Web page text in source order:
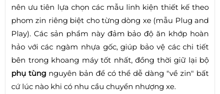
nên ưu tiên lựa chọn các mẫu linh kiện thiết kế theo
phom zin riêng biệt cho từng dòng xe (mẫu Plug and
Play). Các sản phẩm này đảm bảo độ ăn khớp hoàn
hảo với các ngàm nhựa gốc, giúp bảo vệ các chi tiết
bên trong khoang máy tốt nhất, đồng thời giữ lại bộ
phụ tùng nguyên bản để có thể dễ dàng "về zin" bất
cứ lúc nào khi có nhu cầu chuyển nhượng xe.